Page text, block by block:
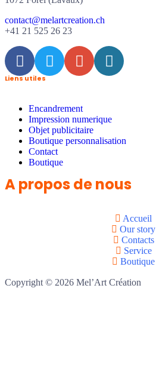
contact@melartcreation.ch
+41 21 525 26 23
Liens utiles
Encandrement
Impression numerique
Objet publicitaire
Boutique personnalisation
Contact
Boutique
A propos de nous
Accueil
Our story
Contacts
Service
Boutique
Copyright © 2026 Mel’Art Création